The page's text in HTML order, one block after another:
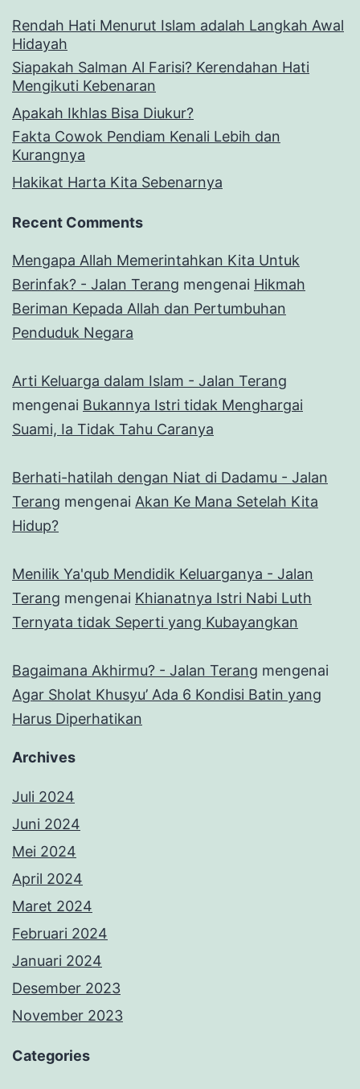
Rendah Hati Menurut Islam adalah Langkah Awal
Hidayah
Siapakah Salman Al Farisi? Kerendahan Hati
Mengikuti Kebenaran
Apakah Ikhlas Bisa Diukur?
Fakta Cowok Pendiam Kenali Lebih dan
Kurangnya
Hakikat Harta Kita Sebenarnya
Recent Comments
Mengapa Allah Memerintahkan Kita Untuk
Berinfak? - Jalan Terang mengenai Hikmah
Beriman Kepada Allah dan Pertumbuhan
Penduduk Negara
Arti Keluarga dalam Islam - Jalan Terang
mengenai Bukannya Istri tidak Menghargai
Suami, Ia Tidak Tahu Caranya
Berhati-hatilah dengan Niat di Dadamu - Jalan
Terang mengenai Akan Ke Mana Setelah Kita
Hidup?
Menilik Ya'qub Mendidik Keluarganya - Jalan
Terang mengenai Khianatnya Istri Nabi Luth
Ternyata tidak Seperti yang Kubayangkan
Bagaimana Akhirmu? - Jalan Terang mengenai
Agar Sholat Khusyu’ Ada 6 Kondisi Batin yang
Harus Diperhatikan
Archives
Juli 2024
Juni 2024
Mei 2024
April 2024
Maret 2024
Februari 2024
Januari 2024
Desember 2023
November 2023
Categories